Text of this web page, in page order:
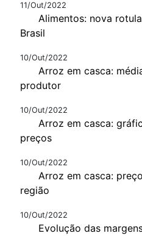
11/Out/2022
Alimentos: nova
Brasil
10/Out/2022
Arroz em casca:
produtor
10/Out/2022
Arroz em casca:
preços
10/Out/2022
Arroz em casca:
região
10/Out/2022
Evolução das